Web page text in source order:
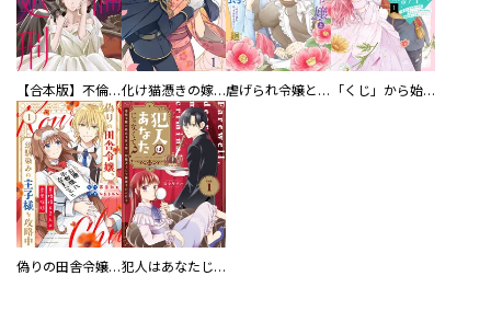
【合本版】不倫処刑 化け猫憑きの嫁入り 虐げられ令嬢とケガレ公爵～そのケガレ、払ってみせます！～ 「くじ」から始まる婚約生活～厳正なる抽選の結果、笑わない次期公爵様の婚約者に当選しました～
偽りの田舎令嬢、幼馴染みの王子様を攻略中～意地張る２人の恋愛攻防～ 犯人はあなたじゃなくて？～悪役令嬢の私は今日も第一容疑者として断罪されかける～